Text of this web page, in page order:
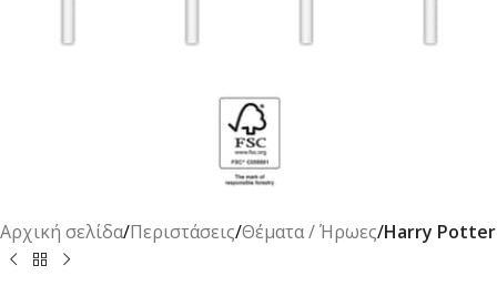
Αρχική σελίδα Περιστάσεις Θέματα / Ήρωες Harry Potter